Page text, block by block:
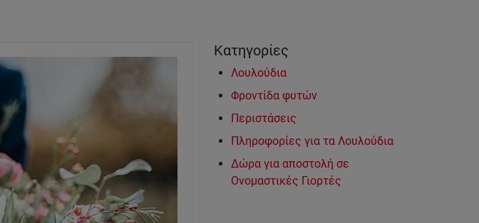
Κατηγορίες
Λουλούδια
Φροντίδα φυτών
Περιστάσεις
Πληροφορίες για τα Λουλούδια
Δώρα για αποστολή σε
Ονομαστικές Γιορτές